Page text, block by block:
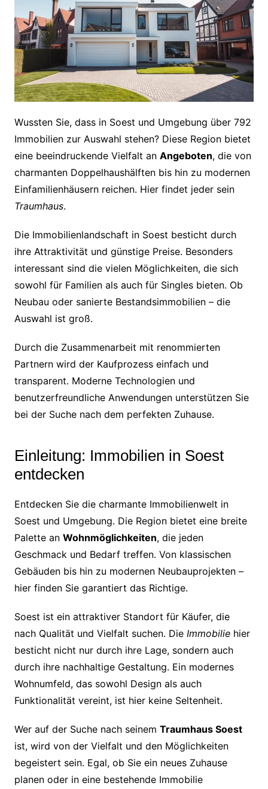
Wussten Sie, dass in Soest und Umgebung über 792
Immobilien zur Auswahl stehen? Diese Region bietet
eine beeindruckende Vielfalt an Angeboten, die von
charmanten Doppelhaushälften bis hin zu modernen
Einfamilienhäusern reichen. Hier findet jeder sein
Traumhaus.
Die Immobilienlandschaft in Soest besticht durch
ihre Attraktivität und günstige Preise. Besonders
interessant sind die vielen Möglichkeiten, die sich
sowohl für Familien als auch für Singles bieten. Ob
Neubau oder sanierte Bestandsimmobilien – die
Auswahl ist groß.
Durch die Zusammenarbeit mit renommierten
Partnern wird der Kaufprozess einfach und
transparent. Moderne Technologien und
benutzerfreundliche Anwendungen unterstützen Sie
bei der Suche nach dem perfekten Zuhause.
Einleitung: Immobilien in Soest
entdecken
Entdecken Sie die charmante Immobilienwelt in
Soest und Umgebung. Die Region bietet eine breite
Palette an Wohnmöglichkeiten, die jeden
Geschmack und Bedarf treffen. Von klassischen
Gebäuden bis hin zu modernen Neubauprojekten –
hier finden Sie garantiert das Richtige.
Soest ist ein attraktiver Standort für Käufer, die
nach Qualität und Vielfalt suchen. Die Immobiliehier
besticht nicht nur durch ihre Lage, sondern auch
durch ihre nachhaltige Gestaltung. Ein modernes
Wohnumfeld, das sowohl Design als auch
Funktionalität vereint, ist hier keine Seltenheit.
Wer auf der Suche nach seinem Traumhaus Soest
ist, wird von der Vielfalt und den Möglichkeiten
begeistert sein. Egal, ob Sie ein neues Zuhause
planen oder in eine bestehende Immobilie